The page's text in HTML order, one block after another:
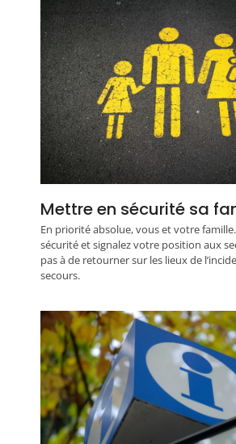
Mettre en sécurité sa
En priorité absolue, vous et votre
sécurité et signalez votre position aux
pas à de retourner sur les lieux de
secours.